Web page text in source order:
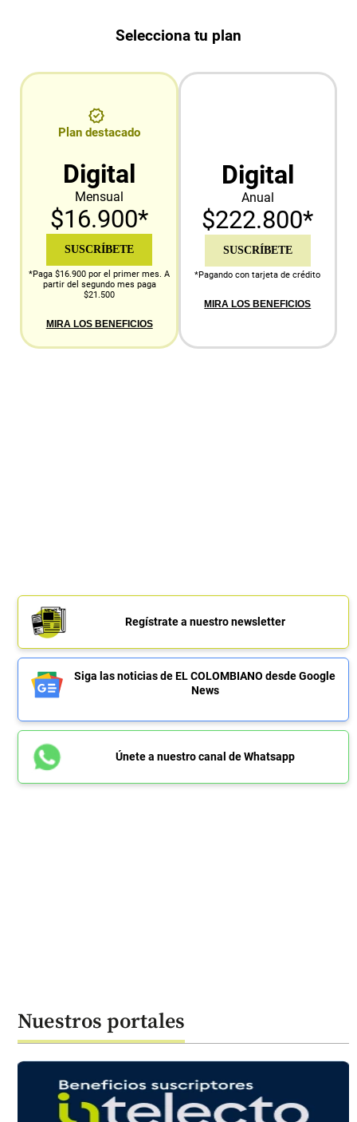
Selecciona tu plan
Plan destacado
Digital
Mensual
$16.900*
SUSCRÍBETE
*Paga $16.900 por el primer mes. A
partir del segundo mes paga
$21.500
MIRA LOS BENEFICIOS
Digital
Anual
$222.800*
SUSCRÍBETE
*Pagando con tarjeta de crédito
MIRA LOS BENEFICIOS
Regístrate a nuestro newsletter
Siga las noticias de EL COLOMBIANO desde Google
News
Únete a nuestro canal de Whatsapp
Nuestros portales